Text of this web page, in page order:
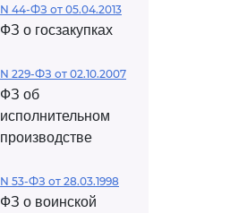
N 44-ФЗ от 05.04.2013
ФЗ о госзакупках
N 229-ФЗ от 02.10.2007
ФЗ об
исполнительном
производстве
N 53-ФЗ от 28.03.1998
ФЗ о воинской